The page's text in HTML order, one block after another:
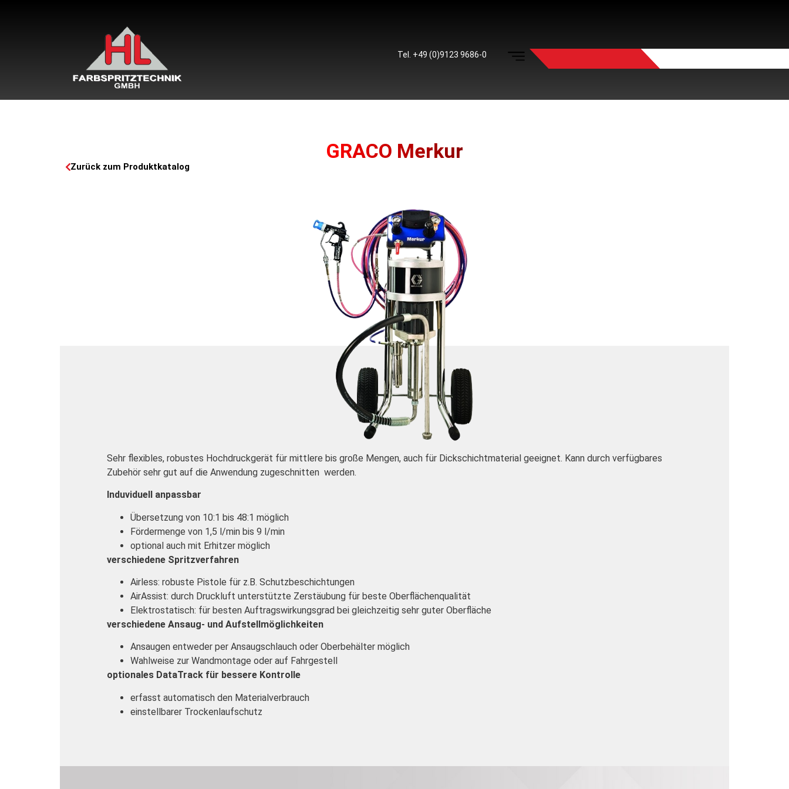
Tel. +49 (0)9123 9686-0
GRACO Merkur
Zurück zum Produktkatalog
Sehr flexibles, robustes Hochdruckgerät für mittlere bis große Mengen, auch für Dickschichtmaterial geeignet. Kann durch verfügbares
Zubehör sehr gut auf die Anwendung zugeschnitten werden.
Induviduell anpassbar
Übersetzung von 10:1 bis 48:1 möglich
Fördermenge von 1,5 l/min bis 9 l/min
optional auch mit Erhitzer möglich
verschiedene Spritzverfahren
Airless: robuste Pistole für z.B. Schutzbeschichtungen
AirAssist: durch Druckluft unterstützte Zerstäubung für beste Oberflächenqualität
Elektrostatisch: für besten Auftragswirkungsgrad bei gleichzeitig sehr guter Oberfläche
verschiedene Ansaug- und Aufstellmöglichkeiten
Ansaugen entweder per Ansaugschlauch oder Oberbehälter möglich
Wahlweise zur Wandmontage oder auf Fahrgestell
optionales DataTrack für bessere Kontrolle
erfasst automatisch den Materialverbrauch
einstellbarer Trockenlaufschutz